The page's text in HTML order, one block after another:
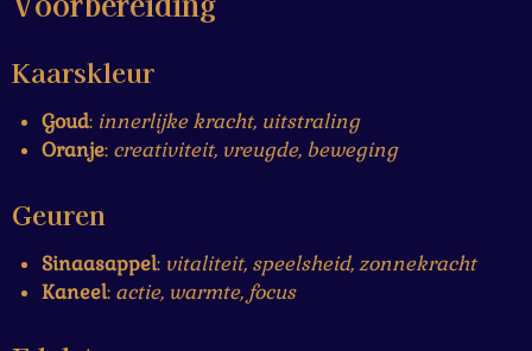
Kaarskleur
Goud: innerlijke kracht, uitstraling
Oranje: creativiteit, vreugde, beweging
Geuren
Sinaasappel: vitaliteit, speelsheid, zonnekracht
Kaneel: actie, warmte, focus